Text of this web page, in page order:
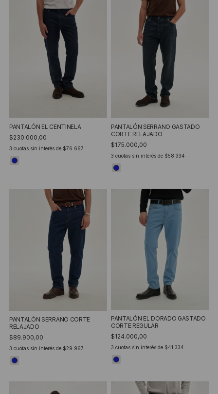
PANTALÓN EL CENTINELA
$230.000,00
3 cuotas sin interés de $76.667
PANTALÓN SERRANO GASTADO
CORTE RELAJADO
$175.000,00
3 cuotas sin interés de $58.334
PANTALÓN SERRANO CORTE
RELAJADO
$89.900,00
3 cuotas sin interés de $29.967
PANTALÓN EL DORADO GASTADO
CORTE REGULAR
$124.000,00
3 cuotas sin interés de $41.334